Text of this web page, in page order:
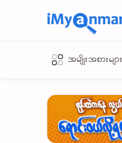
အမျိုးအစားများ